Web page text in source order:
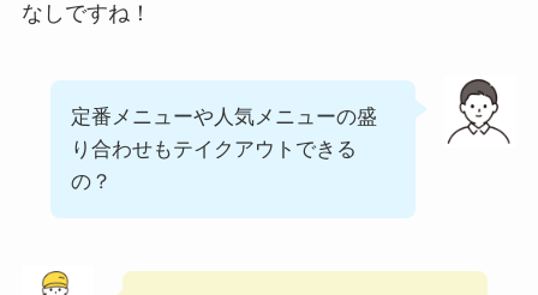
なしですね！
定番メニューや人気メニューの盛
り合わせもテイクアウトできる
の？